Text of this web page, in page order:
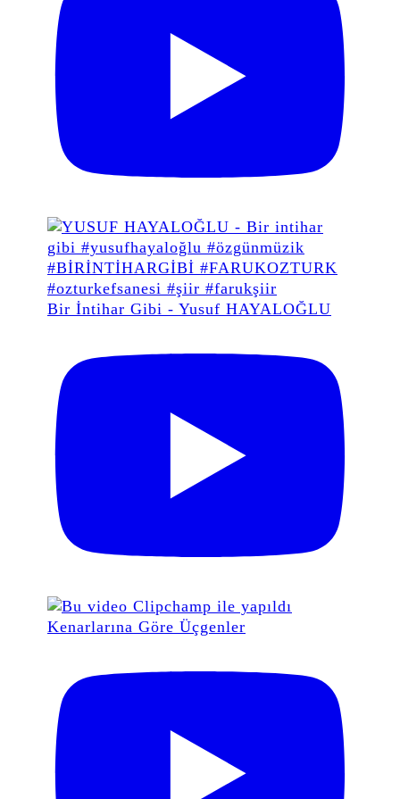
Bir İntihar Gibi - Yusuf HAYALOĞLU
Kenarlarına Göre Üçgenler